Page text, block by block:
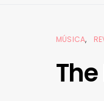
MÚSICA